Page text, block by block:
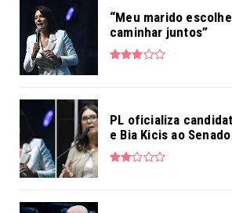
“Meu marido
caminhar juntos”
PL oficializa
e Bia Kicis ao Senado